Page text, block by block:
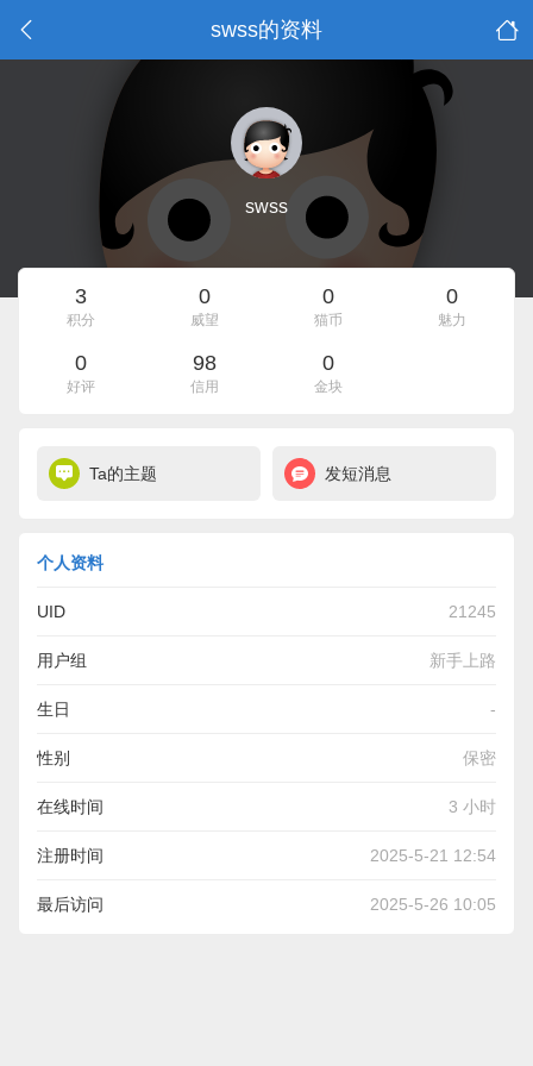
swss的资料
swss
3
积分
0
威望
0
猫币
0
魅力
0
好评
98
信用
0
金块
Ta的主题 发短消息
个人资料
UID 21245
用户组 新手上路
生日 -
性别 保密
在线时间 3 小时
注册时间 2025-5-21 12:54
最后访问 2025-5-26 10:05